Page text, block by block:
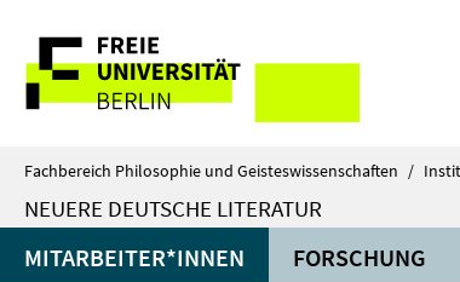
direkt
Inhalt
Service-
Navigation
Fachbereich Philosophie und Geisteswissenschaften /
NEUERE DEUTSCHE LITERATUR
MITARBEITER*INNEN FORSCHUNG